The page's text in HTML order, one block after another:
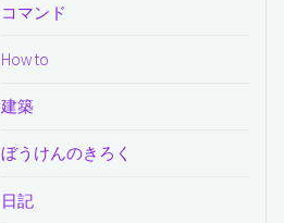
コマンド
How to
建築
ぼうけんのきろく
日記